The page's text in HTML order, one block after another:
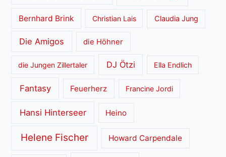
Bernhard Brink Christian Lais Claudia Jung
Die Amigos die Höhner
die Jungen Zillertaler DJ Ötzi Ella Endlich
Fantasy Feuerherz Francine Jordi
Hansi Hinterseer Heino
Helene Fischer Howard Carpendale